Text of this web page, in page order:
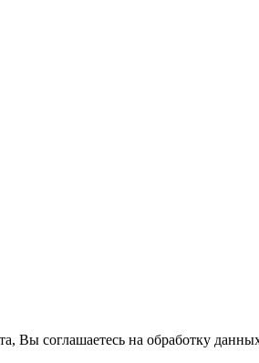
Вы соглашаетесь на обработку